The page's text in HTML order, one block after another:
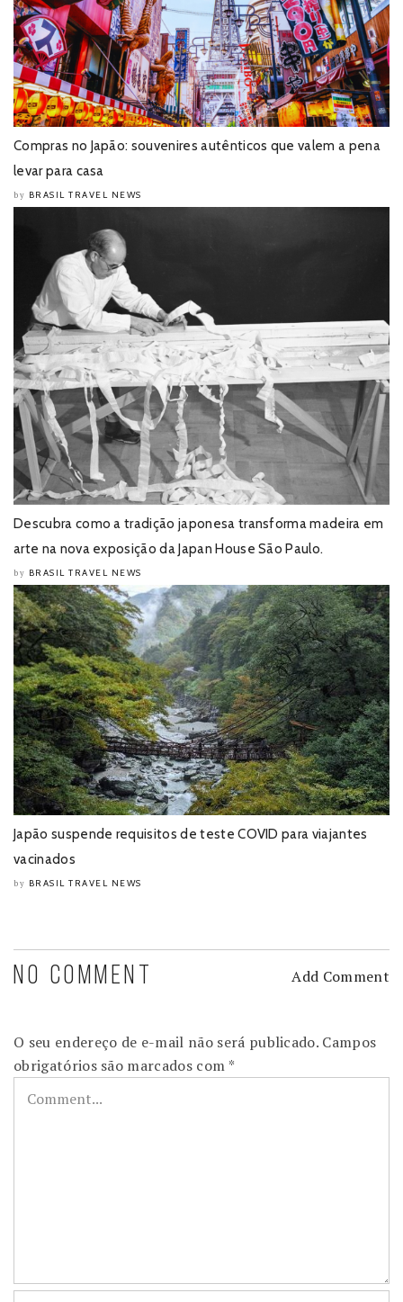
Compras no Japão: souvenires autênticos que valem a pena
levar para casa
by BRASIL TRAVEL NEWS
Descubra como a tradição japonesa transforma madeira em
arte na nova exposição da Japan House São Paulo.
by BRASIL TRAVEL NEWS
Japão suspende requisitos de teste COVID para viajantes
vacinados
by BRASIL TRAVEL NEWS
NO COMMENT Add Comment
O seu endereço de e-mail não será publicado. Campos
obrigatórios são marcados com *